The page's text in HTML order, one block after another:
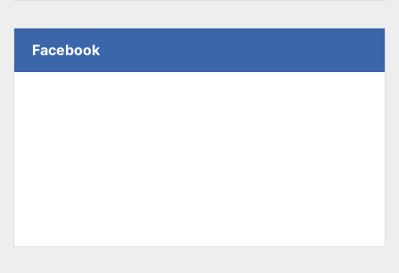
Facebook